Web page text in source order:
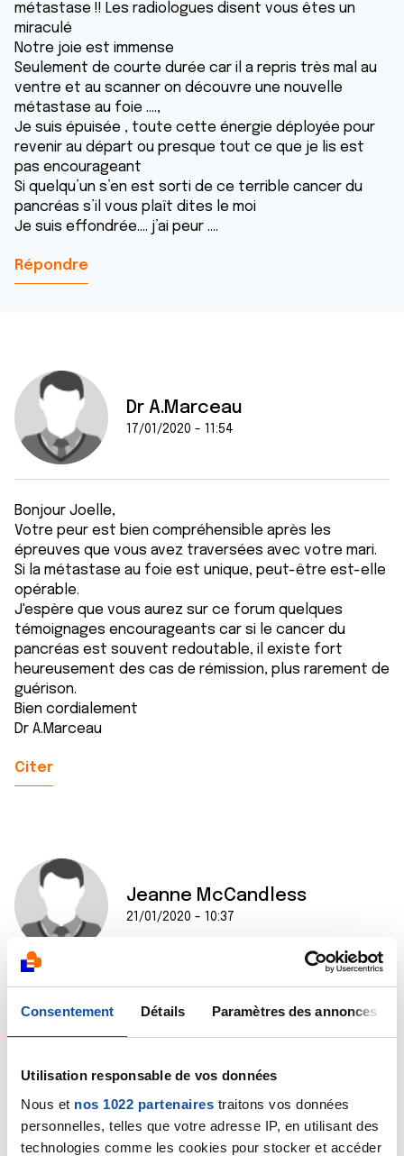
Consentement Détails Paramètres des annonces
Utilisation responsable de vos données
Nous et nos 1022 partenaires traitons vos données
personnelles, telles que votre adresse IP, en utilisant des
technologies comme les cookies pour stocker et accéder
métastase !! Les radiologues disent vous êtes un
miraculé
Notre joie est immense
Seulement de courte durée car il a repris très mal au
ventre et au scanner on découvre une nouvelle
métastase au foie ....,
Je suis épuisée , toute cette énergie déployée pour
revenir au départ ou presque tout ce que je lis est
pas encourageant
Si quelqu’un s’en est sorti de ce terrible cancer du
pancréas s’il vous plaît dites le moi
Je suis effondrée.... j’ai peur ....
Répondre
Dr A.Marceau
17/01/2020 - 11:54
Bonjour Joelle,
Votre peur est bien compréhensible après les
épreuves que vous avez traversées avec votre mari.
Si la métastase au foie est unique, peut-être est-elle
opérable.
J'espère que vous aurez sur ce forum quelques
témoignages encourageants car si le cancer du
pancréas est souvent redoutable, il existe fort
heureusement des cas de rémission, plus rarement de
guérison.
Bien cordialement
Dr A.Marceau
Citer
Jeanne McCandless
21/01/2020 - 10:37
Je me permets de me joindre à cette discussion, j'ai
avec récemment des métastases au niveau du foie.
Elle a 24 ans.
Je suis dans la même situation, lire des témoignages